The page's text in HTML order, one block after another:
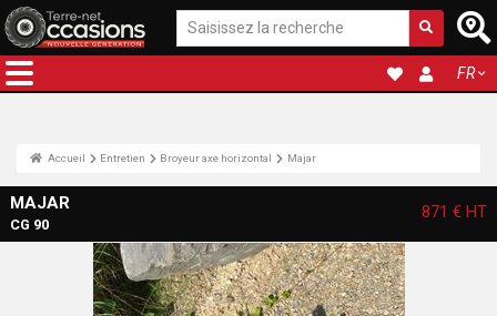
FR
Accueil Entretien Broyeur axe horizontal Majar
MAJAR
CG 90
871 € HT